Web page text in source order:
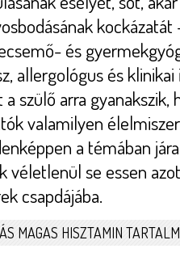
kockázatát
és
allergológus és
a szülő arra
valamilyen
a témában
véletlenül se essen
csapdájába.
MAGAS HISZTAMIN